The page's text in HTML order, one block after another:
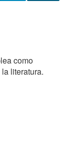
como
literatura.